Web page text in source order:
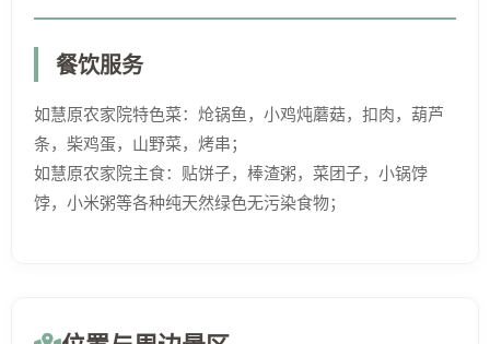
餐饮服务
如慧原农家院特色菜：炝锅鱼，小鸡炖蘑菇，扣肉，葫芦
条，柴鸡蛋，山野菜，烤串；
如慧原农家院主食：贴饼子，棒渣粥，菜团子，小锅饽
饽，小米粥等各种纯天然绿色无污染食物；